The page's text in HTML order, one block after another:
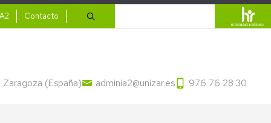
Contacto
Zaragoza (España) adminia2@unizar.es 976 76 28 30